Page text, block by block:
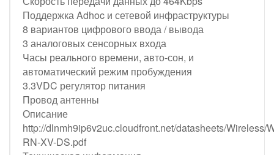
Поддержка Adhoc и сетевой инфраструктуры
8 вариантов цифрового ввода / вывода
3 аналоговых сенсорных входа
Часы реального времени, авто-сон, и
автоматический режим пробуждения
3.3VDC регулятор питания
Провод антенны
Описание
http://dlnmh9ip6v2uc.cloudfront.net/datasheets/Wireless/
RN-XV-DS.pdf